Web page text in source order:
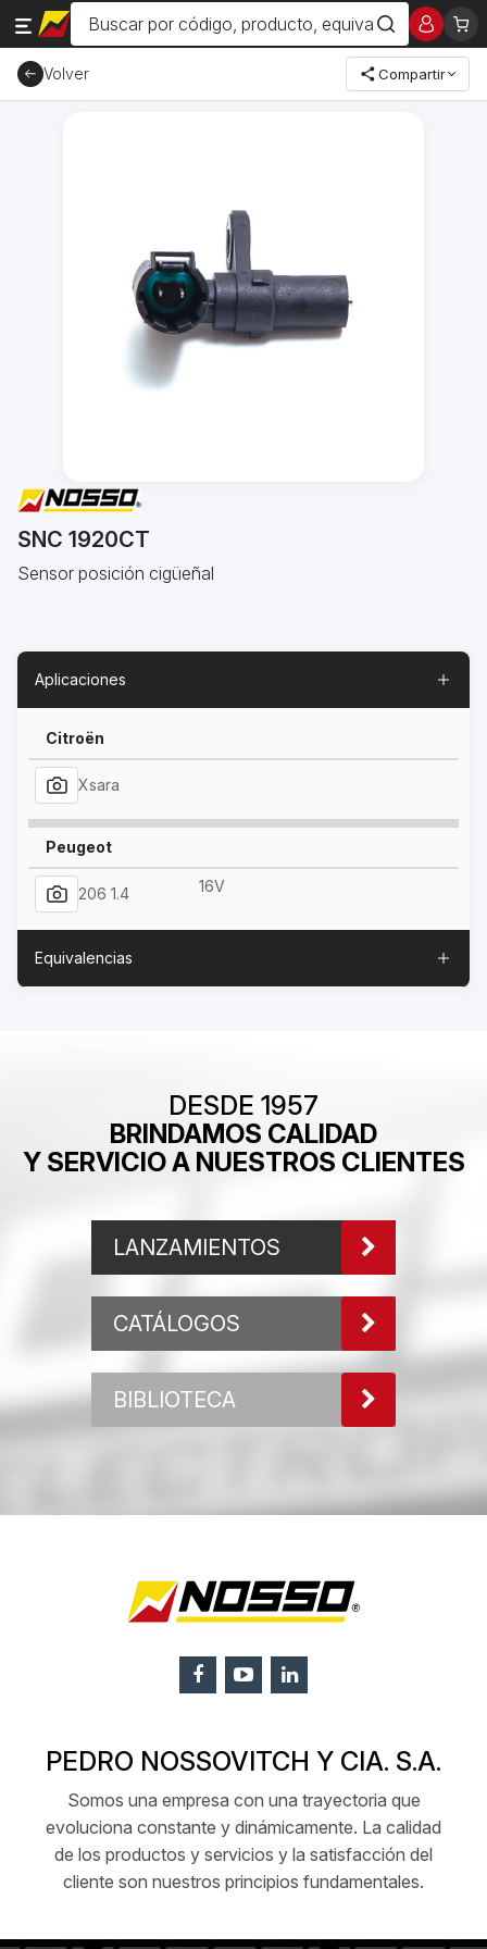
Volver Compartir
SNC 1920CT
Sensor posición cigüeñal
Aplicaciones
Citroën
Xsara
Peugeot
206 1.4 16V
Equivalencias
DESDE 1957
BRINDAMOS CALIDAD
Y SERVICIO A NUESTROS CLIENTES
LANZAMIENTOS
CATÁLOGOS
BIBLIOTECA
PEDRO NOSSOVITCH Y CIA. S.A.
Somos una empresa con una trayectoria que
evoluciona constante y dinámicamente. La calidad
de los productos y servicios y la satisfacción del
cliente son nuestros principios fundamentales.